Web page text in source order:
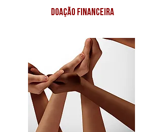
doação financeira